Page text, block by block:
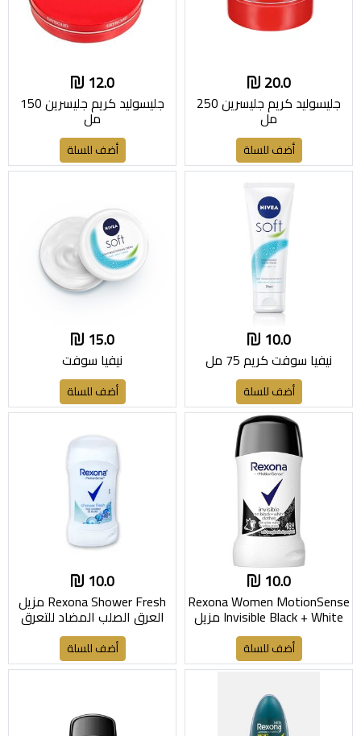
20.0
جليسوليد كريم جليسرين 250
مل
أضف للسلة
12.0
جليسوليد كريم جليسرين 150
مل
أضف للسلة
10.0
نيفيا سوفت كريم 75 مل
أضف للسلة
15.0
نيفيا سوفت
أضف للسلة
10.0
Rexona Women MotionSense
Invisible Black + White مزيل
العرق الصلب للسيدات
أضف للسلة
10.0
Rexona Shower Fresh مزيل
العرق الصلب المضاد للتعرق
أضف للسلة